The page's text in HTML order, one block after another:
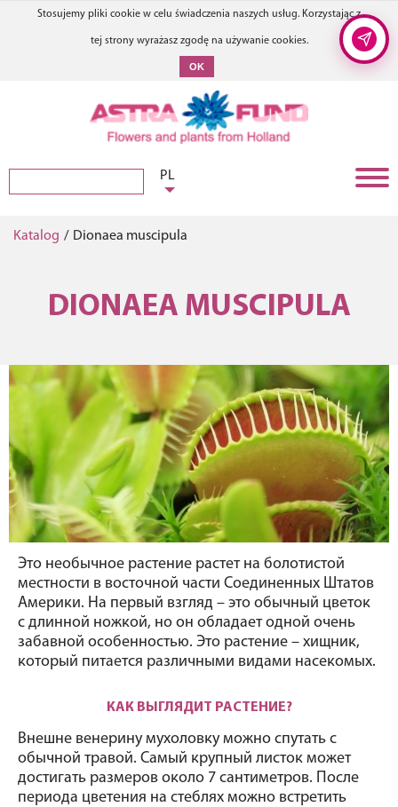
Stosujemy pliki cookie w celu świadczenia naszych usług. Korzystając z
tej strony wyrażasz zgodę na używanie cookies.
OK
PL
Katalog / Dionaea muscipula
DIONAEA MUSCIPULA
Это необычное растение растет на болотистой
местности в восточной части Соединенных Штатов
Америки. На первый взгляд – это обычный цветок
с длинной ножкой, но он обладает одной очень
забавной особенностью. Это растение – хищник,
который питается различными видами насекомых.
КАК ВЫГЛЯДИТ РАСТЕНИЕ?
Внешне венерину мухоловку можно спутать с
обычной травой. Самый крупный листок может
достигать размеров около 7 сантиметров. После
периода цветения на стеблях можно встретить